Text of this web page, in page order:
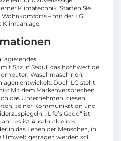
Klimatechnik. Starten Sie
Wohnkomforts – mit der LG
Klimaanlage.
agierendes
Sitz in Seoul, das hochwertige
Waschmaschinen,
entwickelt. Doch LG steht
Mit dem Markenversprechen
das Unternehmen, diesen
seiner Kommunikation und
„Life’s Good“ ist
– es ist Ausdruck eines
in das Leben der Menschen, in
Umwelt getragen werden soll.